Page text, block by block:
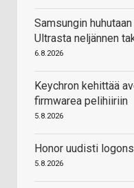
Samsungin
Ultrasta neljännen
6.8.2026
Keychron kehittää
firmwarea pelihiiriin
5.8.2026
Honor uudisti
5.8.2026